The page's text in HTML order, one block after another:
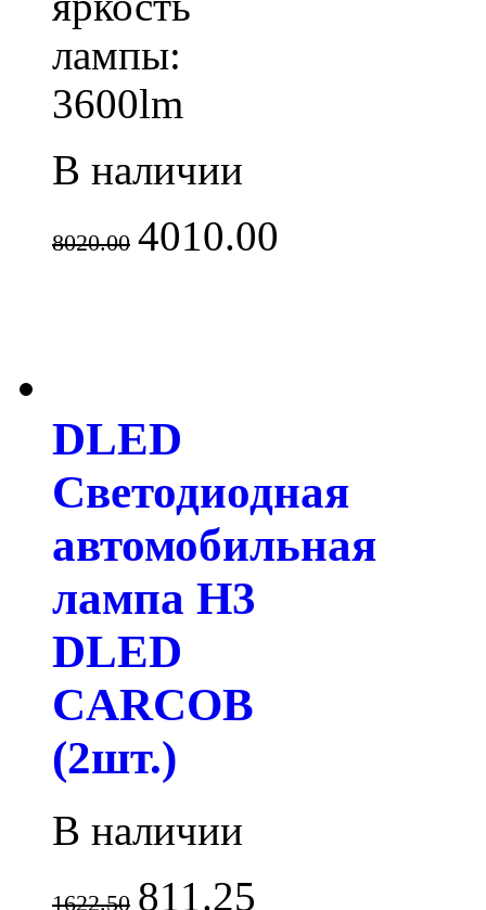
лампы:
3600lm
В наличии
8020.00 4010.00
DLED
Светодиодная
автомобильная
лампа H3
DLED
CARCOB
(2шт.)
В наличии
1622.50 811.25